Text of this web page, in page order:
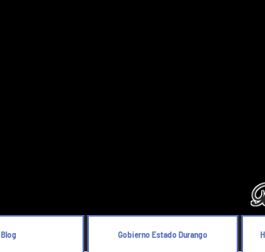
Blog Gobierno Estado Durango